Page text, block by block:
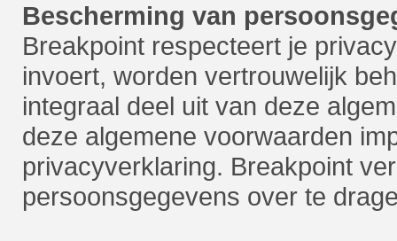
Bescherming van
Breakpoint respecteert je
invoert, worden vertrouwelijk
integraal deel uit van deze
deze algemene voorwaarden
privacyverklaring. Breakpoint
persoonsgegevens over te